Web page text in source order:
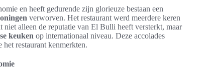
en heeft gedurende zijn glorieuze bestaan een
verworven. Het restaurant werd meerdere keren
niet alleen de reputatie van El Bulli heeft versterkt, maar
keuken op internationaal niveau. Deze accolades
restaurant kenmerkten.